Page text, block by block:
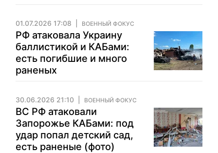
01.07.2026 17:08 ВОЕННЫЙ ФОКУС
РФ атаковала Украину
баллистикой и КАБами:
есть погибшие и много
раненых
30.06.2026 21:10 ВОЕННЫЙ ФОКУС
ВС РФ атаковали
Запорожье КАБами: под
удар попал детский сад,
есть раненые (фото)